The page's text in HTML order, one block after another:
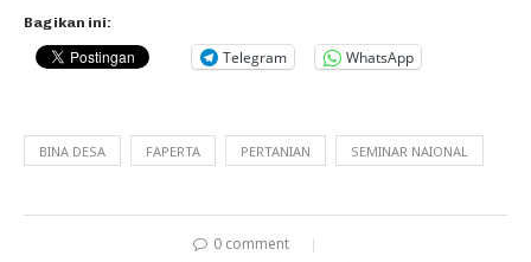
Bagikan ini:
Telegram WhatsApp
BINA DESA FAPERTA PERTANIAN SEMINAR NAIONAL
0 comment